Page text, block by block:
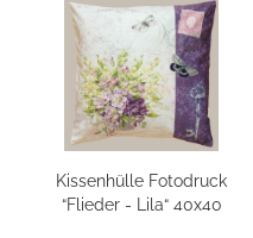
Kissenhülle Fotodruck
“Flieder - Lila“ 40x40